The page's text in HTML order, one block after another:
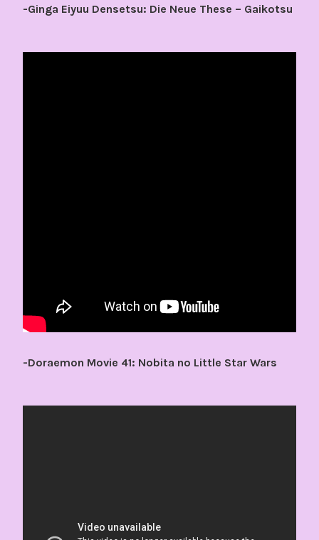
-Ginga Eiyuu Densetsu: Die Neue These – Gaikotsu
-Doraemon Movie 41: Nobita no Little Star Wars